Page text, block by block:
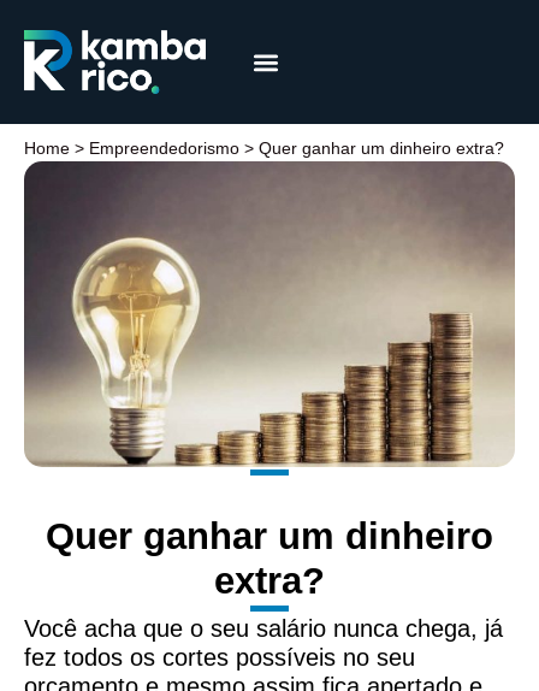
Home > Empreendedorismo > Quer ganhar um dinheiro extra?
Quer ganhar um dinheiro
extra?
Você acha que o seu salário nunca chega, já
fez todos os cortes possíveis no seu